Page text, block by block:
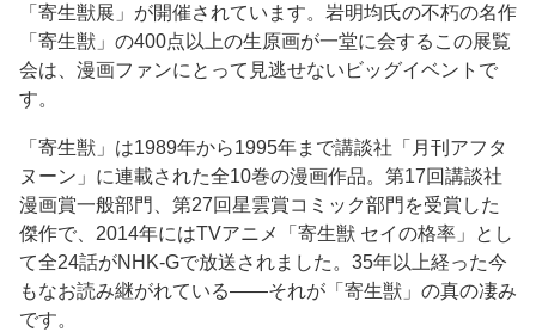
「寄生獣展」が開催されています。岩明均氏の不朽の名作
「寄生獣」の400点以上の生原画が一堂に会するこの展覧
会は、漫画ファンにとって見逃せないビッグイベントで
す。
「寄生獣」は1989年から1995年まで講談社「月刊アフタ
ヌーン」に連載された全10巻の漫画作品。第17回講談社
漫画賞一般部門、第27回星雲賞コミック部門を受賞した
傑作で、2014年にはTVアニメ「寄生獣 セイの格率」とし
て全24話がNHK-Gで放送されました。35年以上経った今
もなお読み継がれている——それが「寄生獣」の真の凄み
です。